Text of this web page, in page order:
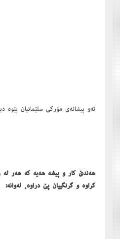
ئەو پیشانەی مۆرکی سلێمانیان پێوە
ھەندێ کار و پیشە ھەیە کە ھەر لە
کراوە و گرنگییان پێ دراوە، لەوانە: